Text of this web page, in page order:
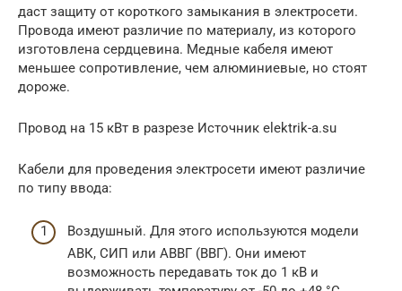
даст защиту от короткого замыкания в электросети.
Провода имеют различие по материалу, из которого
изготовлена сердцевина. Медные кабеля имеют
меньшее сопротивление, чем алюминиевые, но стоят
дороже.
Провод на 15 кВт в разрезе Источник elektrik-a.su
Кабели для проведения электросети имеют различие
по типу ввода:
Воздушный. Для этого используются модели
АВК, СИП или АВВГ (ВВГ). Они имеют
возможность передавать ток до 1 кВ и